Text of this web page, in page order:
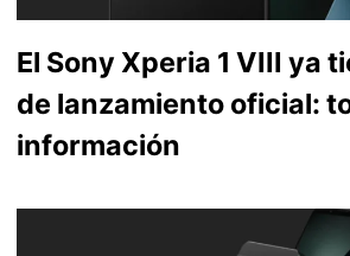
El Sony Xperia 1 VIII ya
de lanzamiento oficial:
información